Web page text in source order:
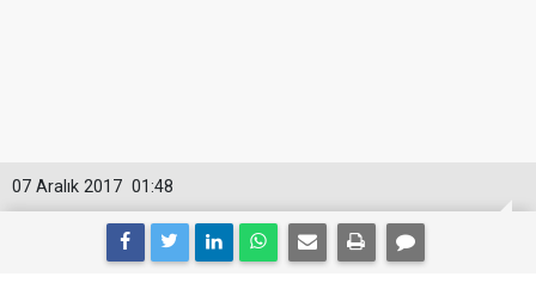
01:48
07 Aralık 2017